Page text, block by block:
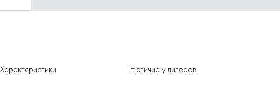
Характеристики Наличие у дилеров